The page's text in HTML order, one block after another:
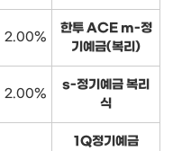
2.00%
한투 ACE m-정
기예금(복리)
2.00%
s-정기예금 복리
식
1Q정기예금